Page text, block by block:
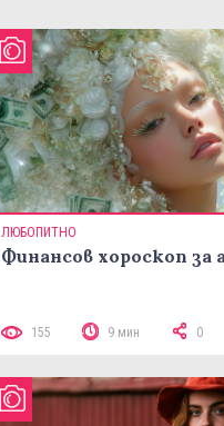
ЛЮБОПИТНО
Финансов хороскоп за
155 9 мин 0